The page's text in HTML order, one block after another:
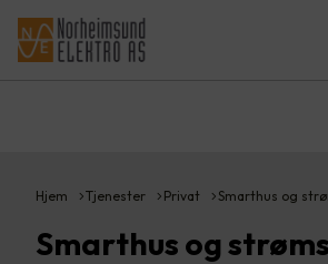
Hjem Tjenester Privat Smarthus og
Smarthus og